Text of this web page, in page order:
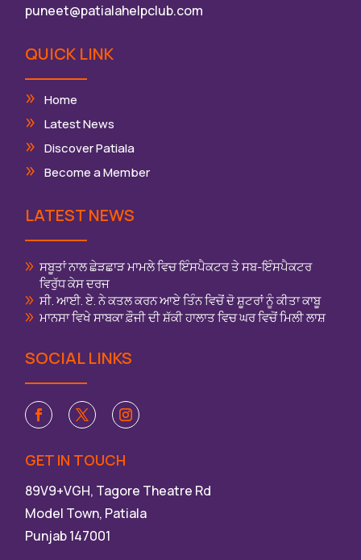
puneet@patialahelpclub.com
QUICK LINK
Home
Latest News
Discover Patiala
Become a Member
LATEST NEWS
ਸਬੂਤਾਂ ਨਾਲ ਛੇੜਛਾੜ ਮਾਮਲੇ ਵਿਚ ਇੰਸਪੈਕਟਰ ਤੇ ਸਬ-ਇੰਸਪੈਕਟਰ
ਵਿਰੁੱਧ ਕੇਸ ਦਰਜ
ਸੀ. ਆਈ. ਏ. ਨੇ ਕਤਲ ਕਰਨ ਆਏ ਤਿੰਨ ਵਿਚੋਂ ਦੋ ਸ਼ੂਟਰਾਂ ਨੂੰ ਕੀਤਾ ਕਾਬੂ
ਮਾਨਸਾ ਵਿਖੇ ਸਾਬਕਾ ਫ਼ੌਜੀ ਦੀ ਸ਼ੱਕੀ ਹਾਲਾਤ ਵਿਚ ਘਰ ਵਿਚੋਂ ਮਿਲੀ ਲਾਸ਼
SOCIAL LINKS
GET IN TOUCH
89V9+VGH, Tagore Theatre Rd
Model Town, Patiala
Punjab 147001